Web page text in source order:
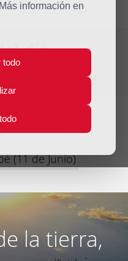
información en
todo
V S D
día
Ordinario - Año Par
comentario
(11 de Junio)
la tierra,